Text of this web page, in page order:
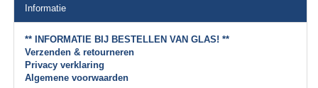
Informatie
** INFORMATIE BIJ BESTELLEN VAN GLAS! **
Verzenden & retourneren
Privacy verklaring
Algemene voorwaarden